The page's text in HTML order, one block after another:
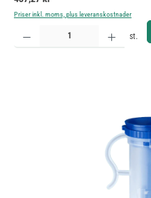
Priser inkl. moms, plus leveranskostnader
Produktkvantitet: Ange önskat belopp eller
st.